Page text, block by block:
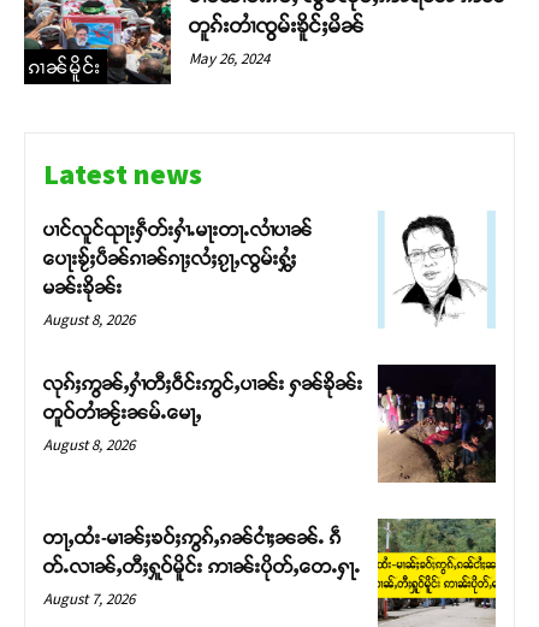
Support SHAN
တႃႇႁႂ်ႈသဵင်ၵၢင်ၸႂ်ၵူၼ်းမိူင်း ၵူႈတီႈၵူႈလႅၼ်ပေႃးတေၸွ
တ်ႇ တူဝ်ႈလုမ်ႈၾႃႉၼၼ်ႉ ၶဝ်ႈႁူမ်ႈၵမ်ႉထႅမ် ၸုမ်းၶၢ
ၵၢၼ်မိူင်း
တူၵ်းတၢႆၸွမ်းၶိူင်ႈမိၼ်
May 26, 2024
Latest news
ပၢင်လူင်ၺႃးႁဵတ်းႁၢႆႉမႃးတႃႉလၢႆပၢၼ် ​​
ပေႃးၶႂ်ႈပဵၼ်ၵၢၼ်ၵႃႈလႆႈၵႂႃႇၸွမ်းႁွႆႈ
မၼ်းၶိုၼ်း
August 8, 2026
လုၵ်ႈဢွၼ်ႇႁၢႆတီႈဝဵင်းဢွင်ႇပၢၼ်း ႁၼ်ၶိုၼ်း
တူဝ်တၢႆၼႂ်းၼမ်ႉမေႃႇ
August 8, 2026
တႃႇထႆး-မၢၼ်ႈၶဝ်ႈဢွၵ်ႇၵၼ်ငၢႆႈၼၼ်ႉ ၵဵ
တ်ႉလၢၼ်ႇတီႈႁူဝ်မိူင်း ဢၢၼ်းပိုတ်ႇတေႉႁႃႉ
August 7, 2026